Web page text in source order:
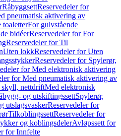
RåbyggsettReservedeler for
pneumatisk aktivering av
toaletterFor gulvstående
bidéerReservedeler for For
Reservedeler for Til
Uten lokkReservedeler for Uten
Reservedeler for Spylerør,
for Med elektronisk aktivering
for Med pneumatisk aktivering av
skyll, nettdriftMed elektronisk
og utskiftingssettSpylerør,
utslagsvaskerReservedeler for
TilkoblingssettReservedeler for
og koblingsdelerAvløpssett for
for Innfelte